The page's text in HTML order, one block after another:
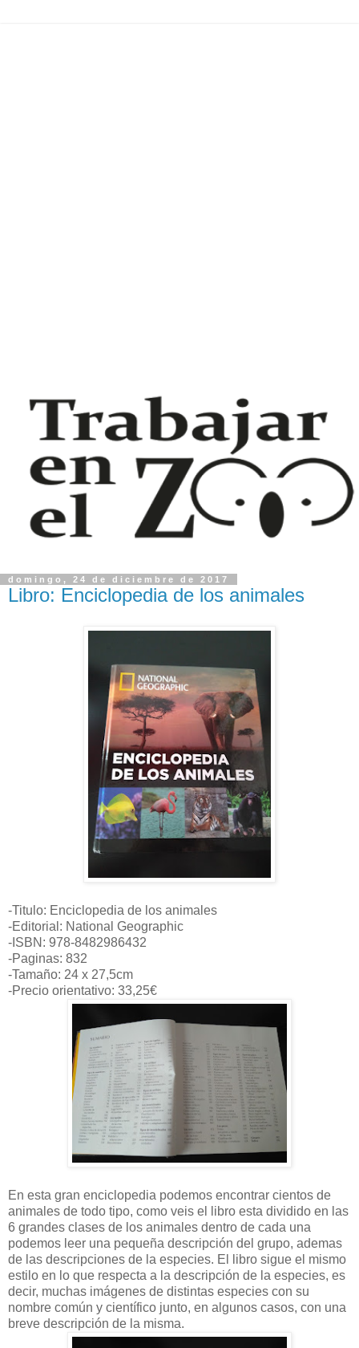
domingo, 24 de diciembre de 2017
Libro: Enciclopedia de los animales
-Titulo: Enciclopedia de los animales
-Editorial: National Geographic
-ISBN: 978-8482986432
-Paginas: 832
-Tamaño: 24 x 27,5cm
-Precio orientativo: 33,25€
En esta gran enciclopedia podemos encontrar cientos de
animales de todo tipo, como veis el libro esta dividido en las
6 grandes clases de los animales dentro de cada una
podemos leer una pequeña descripción del grupo, ademas
de las descripciones de la especies. El libro sigue el mismo
estilo en lo que respecta a la descripción de la especies, es
decir, muchas imágenes de distintas especies con su
nombre común y científico junto, en algunos casos, con una
breve descripción de la misma.